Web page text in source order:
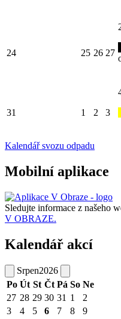
24 25 26 27
31 1 2 3
Kalendář svozu odpadu
Mobilní aplikace
Sledujte informace z našeho
V OBRAZE.
Kalendář akcí
Srpen2026
Po Út St Čt Pá So Ne
27 28 29 30 31 1
2
3
4 5 6 7 8
9